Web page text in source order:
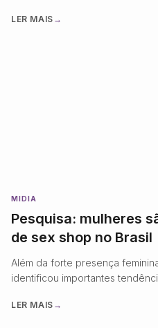
madura, altamente
LER MAIS →
MIDIA
Pesquisa: mulheres
de sex shop no Brasil
Além da forte presença
identificou importantes
LER MAIS →